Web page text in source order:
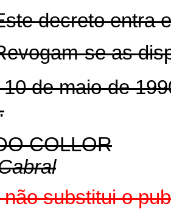
decreto entra
se as
de maio de
COLLOR
substitui o